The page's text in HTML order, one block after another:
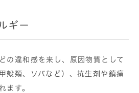
ギー
の違和感を来し、原因物質として
殻類、ソバなど）、抗生剤や鎮痛
ます。